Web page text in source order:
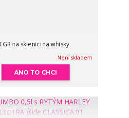
GR na sklenici na whisky
Není skladem
ANO TO CHCI